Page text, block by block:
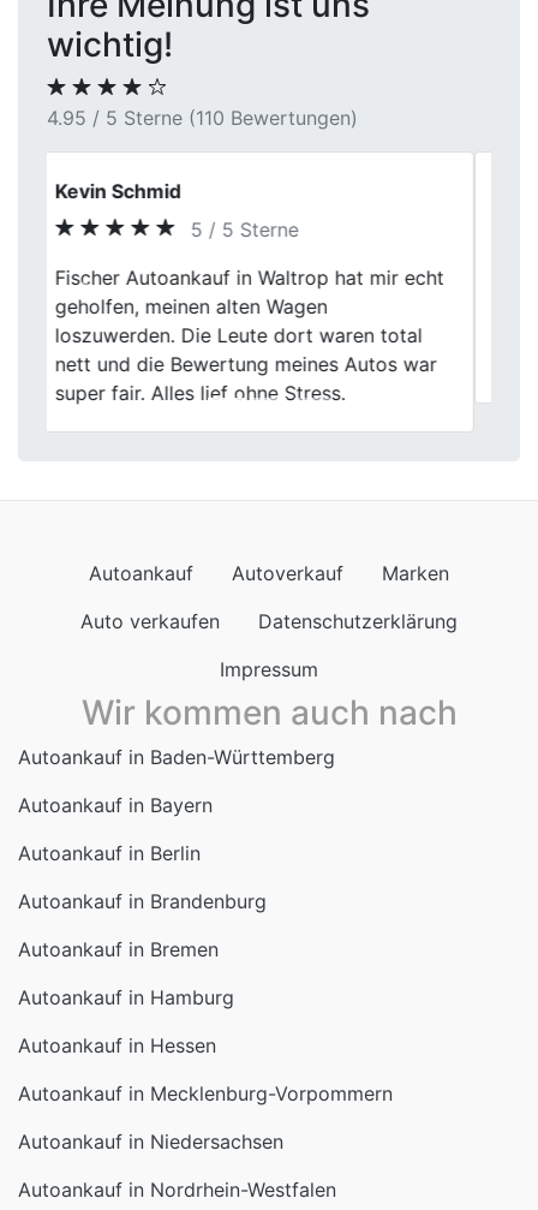
wichtig!
4.95 / 5 Sterne (110 Bewertungen)
Daniela Schütz
4 / 5 Sterne
Die Beratung bei Fischer Autoankauf war
sachlich und freundlich. Der angebotene
Preis entsprach jedoch nicht ganz meinen
Erwartungen.
Previous
Wir kommen auch nach
Autoankauf in Baden-Württemberg
Autoankauf in Berlin
Autoankauf in Niedersachsen
Autoankauf in Rheinland-Pfalz